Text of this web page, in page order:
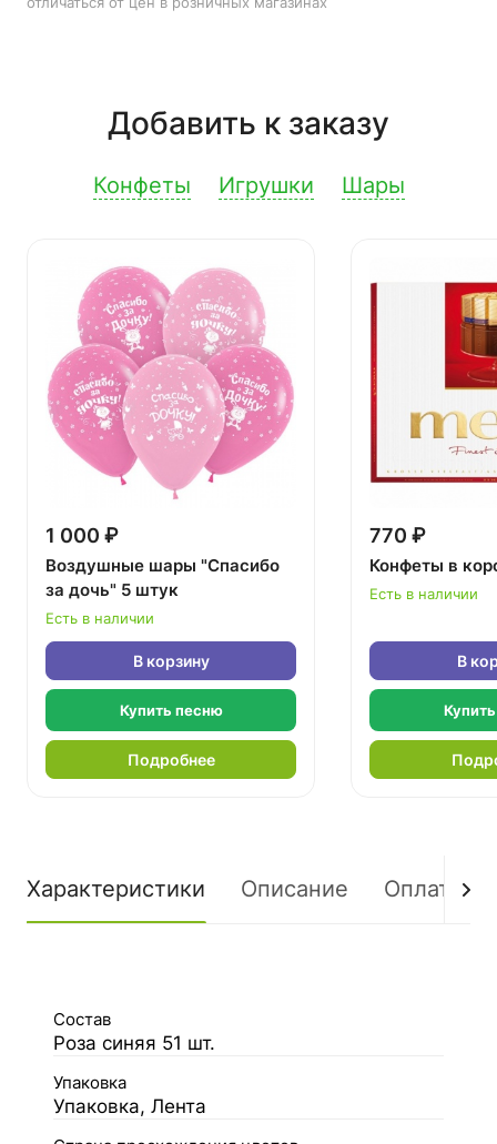
Добавить к заказу
Конфеты Игрушки Шары
1 000 ₽
Воздушные шары "Спасибо
за дочь" 5 штук
Есть в наличии
В корзину
Купить песню
Подробнее
770 ₽
Конфеты в
Есть в наличии
В
Характеристики Описание Оплата
Состав
Роза синяя 51 шт.
Упаковка
Упаковка, Лента